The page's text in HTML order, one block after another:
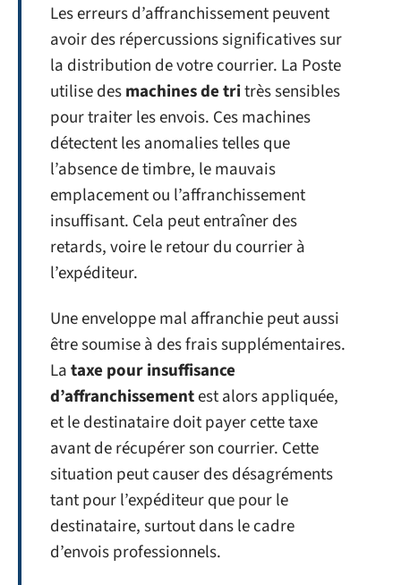
Les erreurs d’affranchissement peuvent
avoir des répercussions significatives sur
la distribution de votre courrier. La Poste
utilise desmachines de tritrès sensibles
pour traiter les envois. Ces machines
détectent les anomalies telles que
l’absence de timbre, le mauvais
emplacement ou l’affranchissement
insuffisant. Cela peut entraîner des
retards, voire le retour du courrier à
l’expéditeur.
Une enveloppe mal affranchie peut aussi
être soumise à des frais supplémentaires.
Lataxe pour insuffisance
d’affranchissementest alors appliquée,
et le destinataire doit payer cette taxe
avant de récupérer son courrier. Cette
situation peut causer des désagréments
tant pour l’expéditeur que pour le
destinataire, surtout dans le cadre
d’envois professionnels.